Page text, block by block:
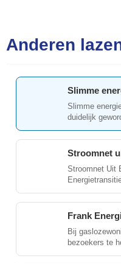
Anderen
Slimme
Slimme
duidelijk
Stroomnet
Stroomnet Uit
Frank
Bij
bezoekers te